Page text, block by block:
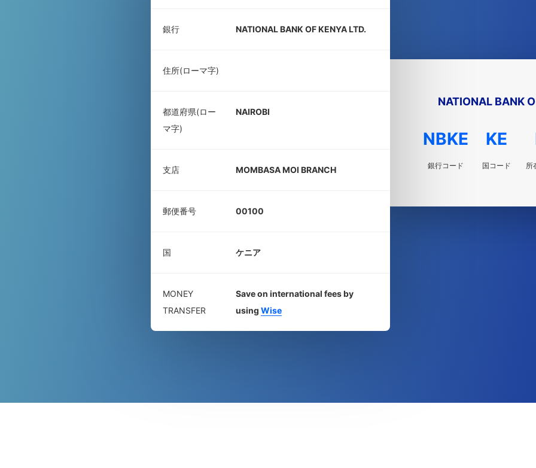
銀行 NATIONAL BANK OF KENYA LTD.
住所(ローマ字)
都道府県(ロー
マ字)
NAIROBI
支店 MOMBASA MOI BRANCH
郵便番号 00100
国 ケニア
MONEY
TRANSFER
Save on international fees by
using Wise
NATIONAL BANK
NBKE
銀行コード
KE
国コード 所